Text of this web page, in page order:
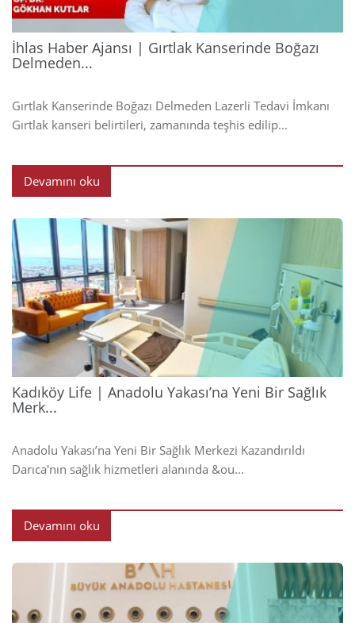
İhlas Haber Ajansı | Gırtlak Kanserinde Boğazı
Delmeden...
Gırtlak Kanserinde Boğazı Delmeden Lazerli Tedavi İmkanı
Gırtlak kanseri belirtileri, zamanında teşhis edilip...
Devamını oku
2024
Kadıköy Life | Anadolu Yakası’na Yeni Bir Sağlık
Merk...
Anadolu Yakası’na Yeni Bir Sağlık Merkezi Kazandırıldı
Darıca'nın sağlık hizmetleri alanında &ou...
Devamını oku